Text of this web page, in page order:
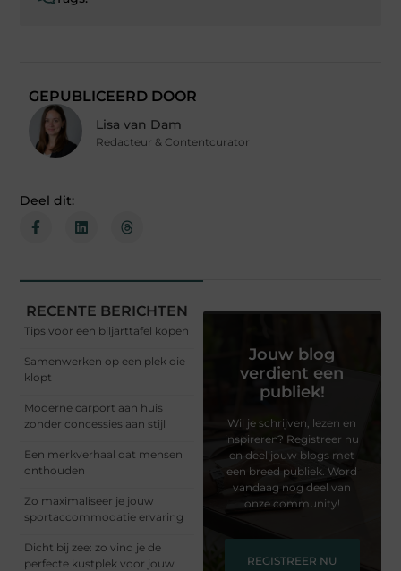
GEPUBLICEERD DOOR
Lisa van Dam
Redacteur & Contentcurator
Deel dit:
RECENTE BERICHTEN
Tips voor een biljarttafel kopen
Samenwerken op een plek die
klopt
Moderne carport aan huis
zonder concessies aan stijl
Een merkverhaal dat mensen
onthouden
Zo maximaliseer je jouw
sportaccommodatie ervaring
Dicht bij zee: zo vind je de
perfecte kustplek voor jouw
Jouw blog
verdient een
publiek!
Wil je schrijven, lezen en
inspireren? Registreer nu
en deel jouw blogs met
een breed publiek. Word
vandaag nog deel van
onze community!
REGISTREER NU